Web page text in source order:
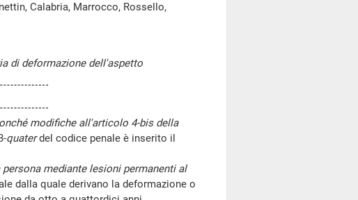
Calabria, Marrocco, Rossello,
di deformazione dell'aspetto
modifiche all'articolo 4-bis della
quaterdel codice penale è inserito il
mediante lesioni permanenti al
dalla quale derivano la deformazione o